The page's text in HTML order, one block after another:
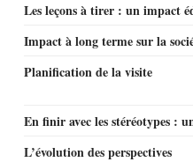
Les leçons à tirer : un impact
Impact à long terme sur la
Planification de la visite
En finir avec les stéréotypes :
L’évolution des perspectives